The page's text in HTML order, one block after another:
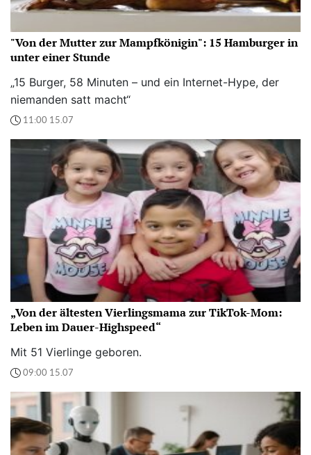
"Von der Mutter zur Mampfkönigin": 15 Hamburger in
unter einer Stunde
„15 Burger, 58 Minuten – und ein Internet-Hype, der
niemanden satt macht“
11:00 15.07
„Von der ältesten Vierlingsmama zur TikTok-Mom:
Leben im Dauer-Highspeed“
Mit 51 Vierlinge geboren.
09:00 15.07